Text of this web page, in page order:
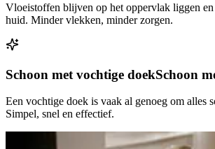
Vloeistoffen blijven op het oppervlak liggen
huid. Minder vlekken, minder zorgen.
Schoon met vochtige doekSchoon
Een vochtige doek is vaak al genoeg om alles
Simpel, snel en effectief.